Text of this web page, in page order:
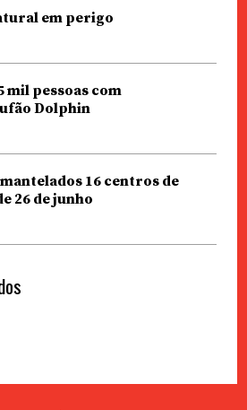
em perigo
mil pessoas com
Dolphin
16 centros de
26 de junho